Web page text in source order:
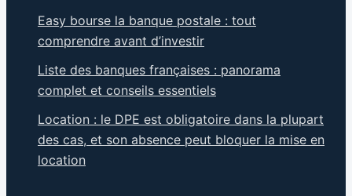
Easy bourse la banque postale : tout
comprendre avant d’investir
Liste des banques françaises : panorama
complet et conseils essentiels
Location : le DPE est obligatoire dans la plupart
des cas, et son absence peut bloquer la mise en
location